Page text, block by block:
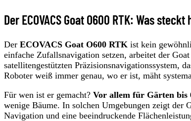
Der ECOVACS Goat O600 RTK: Was
Der ECOVACS Goat O600 RTK ist kein
einfache Zufallsnavigation setzen, arbeitet der
satellitengestützten Präzisionsnavigationssystem,
Roboter weiß immer genau, wo er ist, mäht
Für wen ist er gemacht? Vor allem für Gärten bis
wenige Bäume. In solchen Umgebungen zeigt der
Navigation und eine beeindruckende